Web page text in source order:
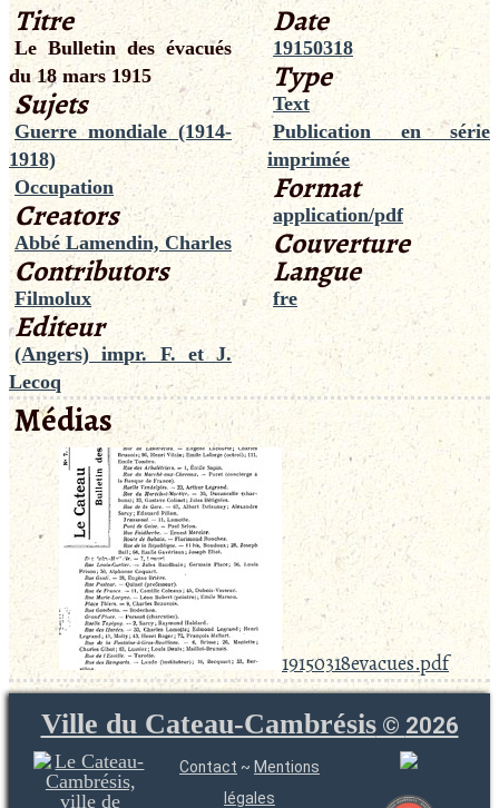
Titre
Le Bulletin des évacués
du 18 mars 1915
Sujets
Guerre mondiale (1914-
1918)
Occupation
Creators
Abbé Lamendin, Charles
Contributors
Filmolux
Editeur
(Angers) impr. F. et J.
Lecoq
Date
19150318
Type
Text
Publication en série
imprimée
Format
application/pdf
Couverture
Langue
fre
Médias
19150318evacues.pdf
Ville du Cateau-Cambrésis© 2026
Contact ~ Mentions
légales